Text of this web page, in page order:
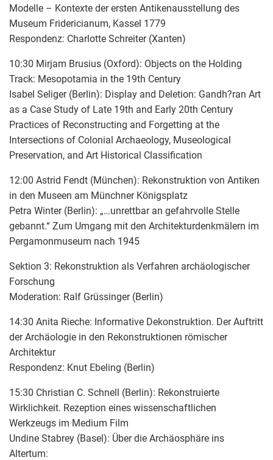
Modelle – Kontexte der ersten Antikenausstellung des
Museum Fridericianum, Kassel 1779
Respondenz: Charlotte Schreiter (Xanten)
10:30 Mirjam Brusius (Oxford): Objects on the Holding
Track: Mesopotamia in the 19th Century
Isabel Seliger (Berlin): Display and Deletion: Gandh?ran Art
as a Case Study of Late 19th and Early 20th Century
Practices of Reconstructing and Forgetting at the
Intersections of Colonial Archaeology, Museological
Preservation, and Art Historical Classification
12:00 Astrid Fendt (München): Rekonstruktion von Antiken
in den Museen am Münchner Königsplatz
Petra Winter (Berlin): „…unrettbar an gefahrvolle Stelle
gebannt.“ Zum Umgang mit den Architekturdenkmälern im
Pergamonmuseum nach 1945
Sektion 3: Rekonstruktion als Verfahren archäologischer
Forschung
Moderation: Ralf Grüssinger (Berlin)
14:30 Anita Rieche: Informative Dekonstruktion. Der Auftritt
der Archäologie in den Rekonstruktionen römischer
Architektur
Respondenz: Knut Ebeling (Berlin)
15:30 Christian C. Schnell (Berlin): Rekonstruierte
Wirklichkeit. Rezeption eines wissenschaftlichen
Werkzeugs im Medium Film
Undine Stabrey (Basel): Über die Archäosphäre ins
Altertum: